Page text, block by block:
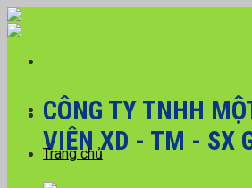
Skip
to
CÔNG TY TNHH
VIÊN XD - TM - SX
Trang chủ
Với đơn hàng số lượng lớn, Quý khách
lòng liên hệ hotline 0916 099 169 để được